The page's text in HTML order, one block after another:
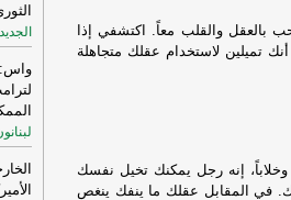
بالعقل والقلب معاً. اكتشفي إذا
تميلين لاستخدام عقلك متجاهلة
إنه رجل يمكنك تخيل نفسك
في المقابل عقلك ما ينفك ينغص
إلى
10:29
في
16:59
مؤقت
الجديد
واس:
لبنانون